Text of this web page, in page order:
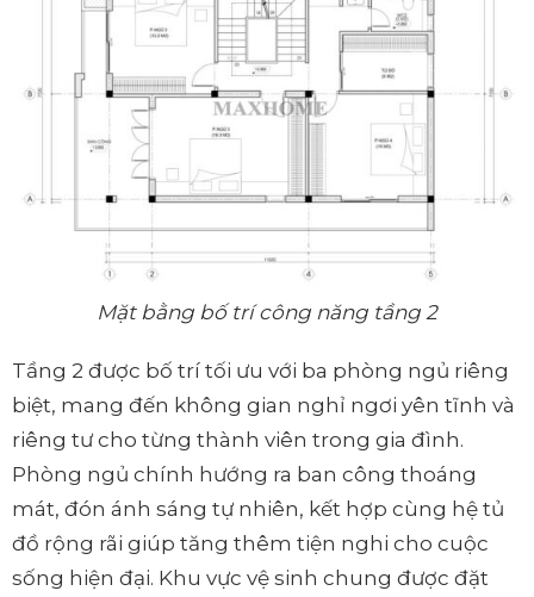
Mặt bằng bố trí công năng tầng 2
Tầng 2 được bố trí tối ưu với ba phòng ngủ riêng
biệt, mang đến không gian nghỉ ngơi yên tĩnh và
riêng tư cho từng thành viên trong gia đình.
Phòng ngủ chính hướng ra ban công thoáng
mát, đón ánh sáng tự nhiên, kết hợp cùng hệ tủ
đồ rộng rãi giúp tăng thêm tiện nghi cho cuộc
sống hiện đại. Khu vực vệ sinh chung được đặt